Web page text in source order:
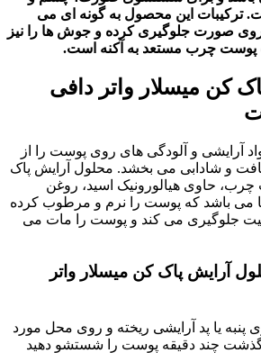
ترکیبات این محصول به گونه ای می
صورت جلوگیری کرده و جوش ها را نیز
پوست چرب مستعد به آکنه است.
کن میسلار واتر دافی
آرایشی و آلودگی های روی پوست را از
و شادابی می بخشد. محلول آرایش پاک
حاوی هیالورونیک اسید، روغن
می باشد که پوست را نرم و مرطوب کرده
جلوگیری می کند و پوست را مات می
آرایش پاک کن میسلار واتر
پنبه یا پد آرایشی ریخته و روی محل مورد
گذشت چند دقیقه پوست را شستشو دهید